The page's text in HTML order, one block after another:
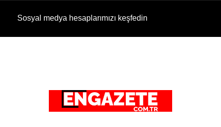
Sosyal medya hesaplarımızı keşfedin